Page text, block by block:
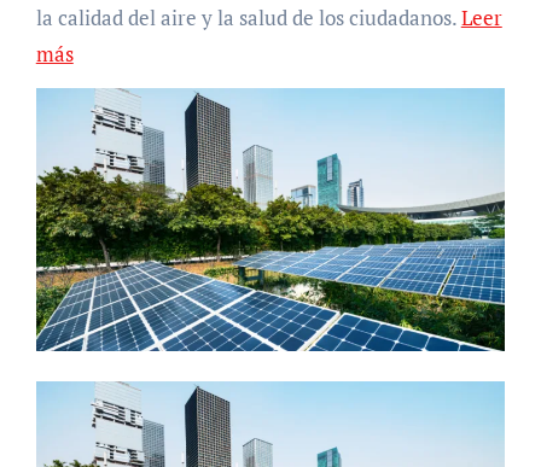
la calidad del aire y la salud de los ciudadanos.Leer
más